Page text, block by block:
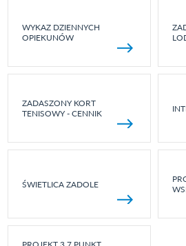
WYKAZ DZIENNYCH
OPIEKUNÓW
ZADASZONY KORT
TENISOWY - CENNIK
ŚWIETLICA ZADOLE